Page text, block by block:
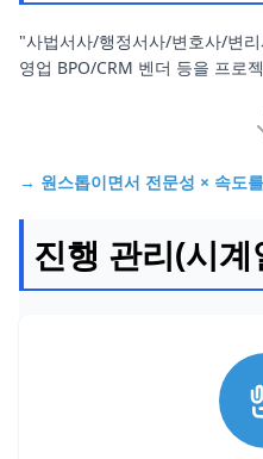
"사법서사/행정서사/변호사/변
영업 BPO/CRM 벤더 등을 프로
→ 원스톱이면서 전문성 × 속도
진행 관리(시